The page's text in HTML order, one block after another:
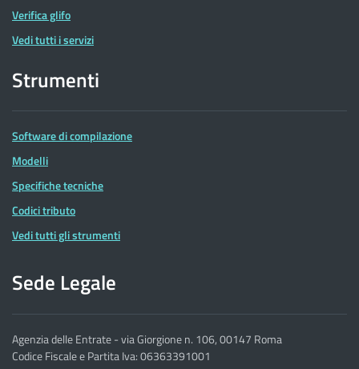
Verifica glifo
Vedi tutti i servizi
Strumenti
Software di compilazione
Modelli
Specifiche tecniche
Codici tributo
Vedi tutti gli strumenti
Sede Legale
Agenzia delle Entrate - via Giorgione n. 106, 00147 Roma
Codice Fiscale e Partita Iva: 06363391001